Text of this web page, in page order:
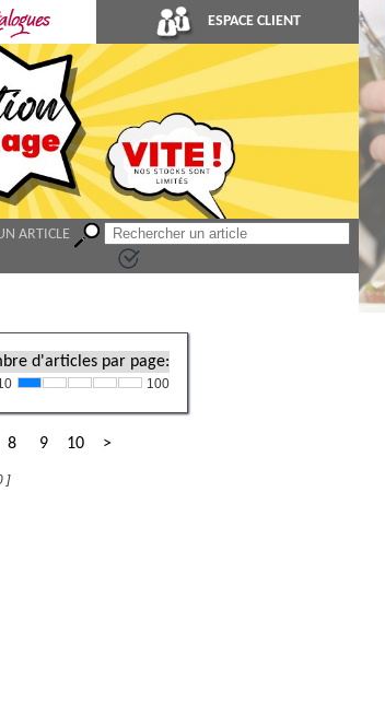
ESPACE CLIENT
ARTICLE
d'articles par page:
100
8 9 10 >
]